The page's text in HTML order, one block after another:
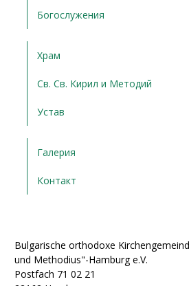
Богослужения
Храм
Св. Св. Кирил и Методий
Устав
Галерия
Контакт
Bulgarische orthodoxe
und Methodius"-Hamburg e.V.
Postfach 71 02 21